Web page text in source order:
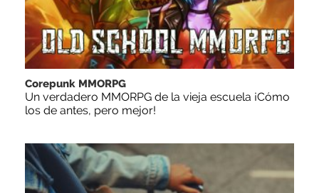
Corepunk MMORPG
Un verdadero MMORPG de la vieja escuela ¡Cómo
los de antes, pero mejor!